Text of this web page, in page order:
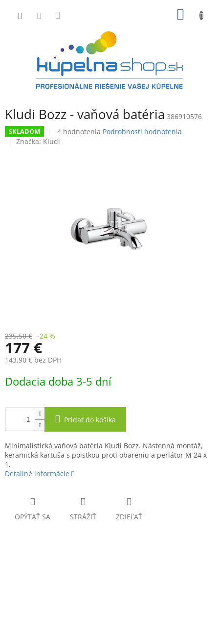
Kludi Bozz - vaňová batéria 386910576
SKLADOM
Priemerné
hodnotenie
4 hodnotenia Podrobnosti hodnotenia
Značka: Kludi
235,50 € –24 %
177 €
143,90 € bez DPH
cena:
Dodacia doba 3-5 dní
Pridať do košíka
Minimalistická vaňová batéria Kludi Bozz. Nástenná montáž,
keramická kartuša s poistkou proti obareniu a perlátor M 24 x
1.
Detailné informácie
OPÝTAŤ SA STRÁŽIŤ ZDIEĽAŤ